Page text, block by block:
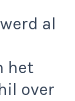
al
het
over